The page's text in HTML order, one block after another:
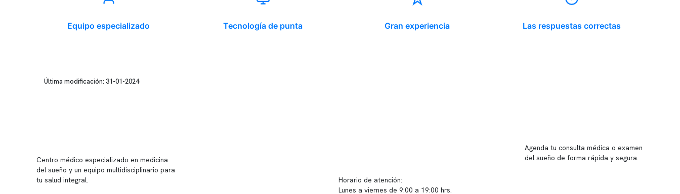
Equipo especializado Tecnología de punta Gran experiencia Las respuestas correctas
Última modificación: 31-01-2024
Centro médico especializado en medicina
del sueño y un equipo multidisciplinario para
tu salud integral.
Horario de atención:
Lunes a viernes de 9:00 a 19:00 hrs.
Agenda tu consulta médica o examen
del sueño de forma rápida y segura.